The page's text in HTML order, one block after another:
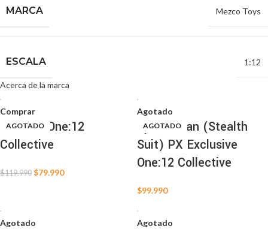
MARCA Mezco Toys
ESCALA 1:12
Acerca de la marca
Comprar
Morbius One:12
Collective
$119.990 $79.990
AGOTADO
Agotado
Spider-Man (Stealth
Suit) PX Exclusive
One:12 Collective
$99.990
AGOTADO
Agotado
AGOTADO
Agotado
AGOTADO AGOTADO
AGOTADO AGOTADO
AGOTADO AGOTADO
AGOTADO AGOTADO